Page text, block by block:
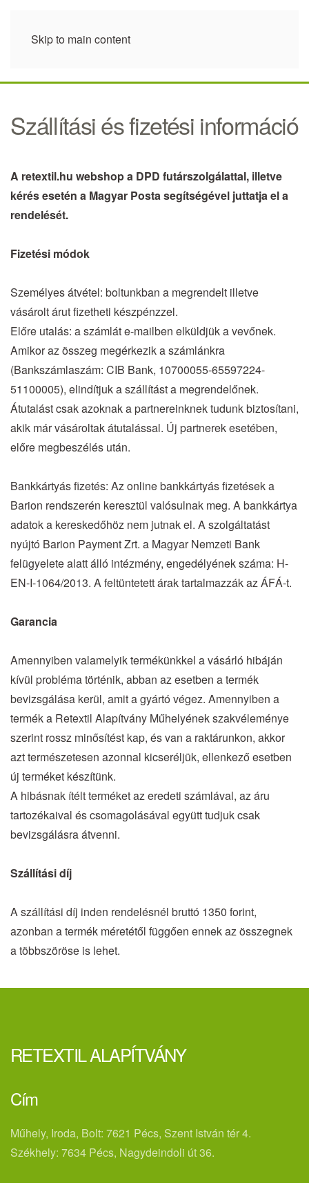
Skip to main content
Szállítási és fizetési információ
A retextil.hu webshop a DPD futárszolgálattal, illetve
kérés esetén a Magyar Posta segítségével juttatja el a
rendelését.
Fizetési módok
Személyes átvétel: boltunkban a megrendelt illetve
vásárolt árut fizetheti készpénzzel.
Előre utalás: a számlát e-mailben elküldjük a vevőnek.
Amikor az összeg megérkezik a számlánkra
(Bankszámlaszám: CIB Bank, 10700055-65597224-
51100005), elindítjuk a szállítást a megrendelőnek.
Átutalást csak azoknak a partnereinknek tudunk biztosítani,
akik már vásároltak átutalással. Új partnerek esetében,
előre megbeszélés után.
Bankkártyás fizetés: Az online bankkártyás fizetések a
Barion rendszerén keresztül valósulnak meg. A bankkártya
adatok a kereskedőhöz nem jutnak el. A szolgáltatást
nyújtó Barion Payment Zrt. a Magyar Nemzeti Bank
felügyelete alatt álló intézmény, engedélyének száma: H-
EN-I-1064/2013. A feltüntetett árak tartalmazzák az ÁFÁ-t.
Garancia
Amennyiben valamelyik termékünkkel a vásárló hibáján
kívül probléma történik, abban az esetben a termék
bevizsgálása kerül, amit a gyártó végez. Amennyiben a
termék a Retextil Alapítvány Műhelyének szakvéleménye
szerint rossz minősítést kap, és van a raktárunkon, akkor
azt természetesen azonnal kicseréljük, ellenkező esetben
új terméket készítünk.
A hibásnak ítélt terméket az eredeti számlával, az áru
tartozékaival és csomagolásával együtt tudjuk csak
bevizsgálásra átvenni.
Szállítási díj
A szállítási díj inden rendelésnél bruttó 1350 forint,
azonban a termék méretétől függően ennek az összegnek
a többszöröse is lehet.
RETEXTIL ALAPÍTVÁNY
Cím
Műhely, Iroda, Bolt: 7621 Pécs, Szent István tér 4.
Székhely: 7634 Pécs, Nagydeindoli út 36.